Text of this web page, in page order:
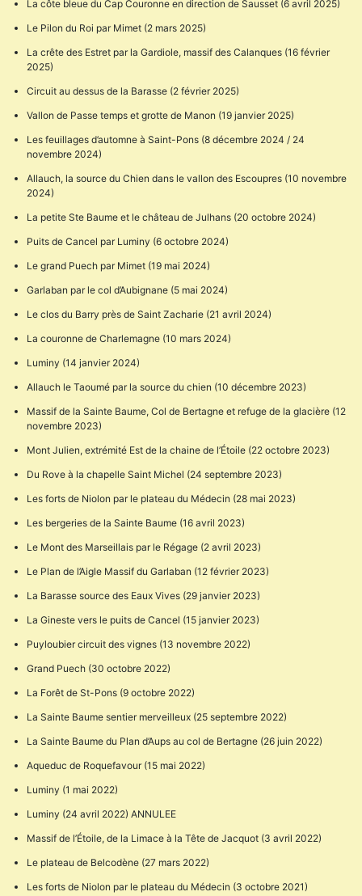
La côte bleue du Cap Couronne en direction de Sausset (6 avril 2025)
Le Pilon du Roi par Mimet (2 mars 2025)
La crête des Estret par la Gardiole, massif des Calanques (16 février
2025)
Circuit au dessus de la Barasse (2 février 2025)
Vallon de Passe temps et grotte de Manon (19 janvier 2025)
Les feuillages d’automne à Saint-Pons (8 décembre 2024 / 24
novembre 2024)
Allauch, la source du Chien dans le vallon des Escoupres (10 novembre
2024)
La petite Ste Baume et le château de Julhans (20 octobre 2024)
Puits de Cancel par Luminy (6 octobre 2024)
Le grand Puech par Mimet (19 mai 2024)
Garlaban par le col d’Aubignane (5 mai 2024)
Le clos du Barry près de Saint Zacharie (21 avril 2024)
La couronne de Charlemagne (10 mars 2024)
Luminy (14 janvier 2024)
Allauch le Taoumé par la source du chien (10 décembre 2023)
Massif de la Sainte Baume, Col de Bertagne et refuge de la glacière (12
novembre 2023)
Mont Julien, extrémité Est de la chaine de l’Étoile (22 octobre 2023)
Du Rove à la chapelle Saint Michel (24 septembre 2023)
Les forts de Niolon par le plateau du Médecin (28 mai 2023)
Les bergeries de la Sainte Baume (16 avril 2023)
Le Mont des Marseillais par le Régage (2 avril 2023)
Le Plan de l’Aigle Massif du Garlaban (12 février 2023)
La Barasse source des Eaux Vives (29 janvier 2023)
La Gineste vers le puits de Cancel (15 janvier 2023)
Puyloubier circuit des vignes (13 novembre 2022)
Grand Puech (30 octobre 2022)
La Forêt de St-Pons (9 octobre 2022)
La Sainte Baume sentier merveilleux (25 septembre 2022)
La Sainte Baume du Plan d’Aups au col de Bertagne (26 juin 2022)
Aqueduc de Roquefavour (15 mai 2022)
Luminy (1 mai 2022)
Luminy (24 avril 2022) ANNULEE
Massif de l’Étoile, de la Limace à la Tête de Jacquot (3 avril 2022)
Le plateau de Belcodène (27 mars 2022)
Les forts de Niolon par le plateau du Médecin (3 octobre 2021)